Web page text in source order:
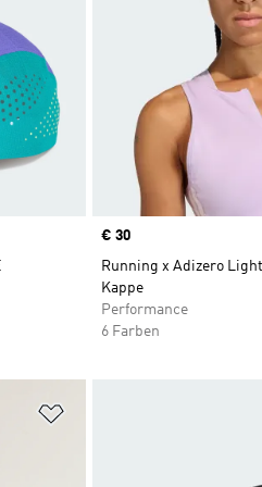
Price
€ 30
Running x Adizero
Kappe
Performance
6 Farben